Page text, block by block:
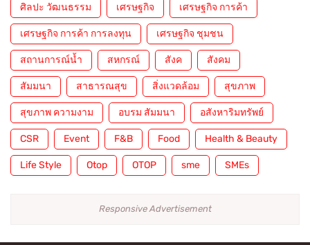
ศิลปะ วัฒนธรรม เศรษฐกิจ เศรษฐกิจ การค้า
เศรษฐกิจ การค้า การลงทุน เศรษฐกิจ ชุมชน
สถานการณ์น้ำ สหกรณ์ สังค สังคม
สัมมนา สาธารณสุข สิ่งแวดล้อม สุขภาพ
สุขภาพ ความงาม อบรม สัมมนา อสังหาริมทรัพย์
CSR Event F&B Food Health & Beauty
Life Style Otop OTOP sme SMEs
Responsive Advertisement